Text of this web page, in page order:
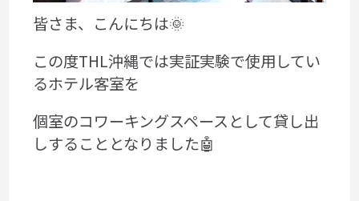
皆さま、こんにちは🌞
この度THL沖縄では実証実験で使用してい
るホテル客室を
個室のコワーキングスペースとして貸し出
しすることとなりました🤖